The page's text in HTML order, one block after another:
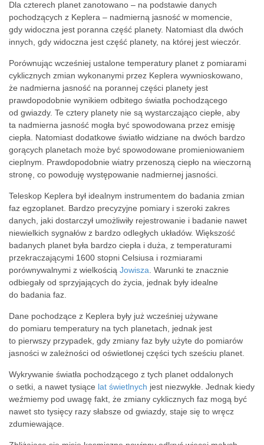
Dla czterech planet zanotowano – na podstawie danych
pochodzących z Keplera – nadmierną jasność w momencie,
gdy widoczna jest poranna część planety. Natomiast dla dwóch
innych, gdy widoczna jest część planety, na której jest wieczór.
Porównując wcześniej ustalone temperatury planet z pomiarami
cyklicznych zmian wykonanymi przez Keplera wywnioskowano,
że nadmierna jasność na porannej części planety jest
prawdopodobnie wynikiem odbitego światła pochodzącego
od gwiazdy. Te cztery planety nie są wystarczająco ciepłe, aby
ta nadmierna jasność mogła być spowodowana przez emisję
ciepła. Natomiast dodatkowe światło widziane na dwóch bardzo
gorących planetach może być spowodowane promieniowaniem
cieplnym. Prawdopodobnie wiatry przenoszą ciepło na wieczorną
stronę, co powoduję występowanie nadmiernej jasności.
Teleskop Keplera był idealnym instrumentem do badania zmian
faz egzoplanet. Bardzo precyzyjne pomiary i szeroki zakres
danych, jaki dostarczył umożliwiły rejestrowanie i badanie nawet
niewielkich sygnałów z bardzo odległych układów. Większość
badanych planet była bardzo ciepła i duża, z temperaturami
przekraczającymi 1600 stopni Celsiusa i rozmiarami
porównywalnymi z wielkością Jowisza . Warunki te znacznie
odbiegały od sprzyjających do życia, jednak były idealne
do badania faz.
Dane pochodzące z Keplera były już wcześniej używane
do pomiaru temperatury na tych planetach, jednak jest
to pierwszy przypadek, gdy zmiany faz były użyte do pomiarów
jasności w zależności od oświetlonej części tych sześciu planet.
Wykrywanie światła pochodzącego z tych planet oddalonych
o setki, a nawet tysiące lat świetlnych jest niezwykłe. Jednak kiedy
weźmiemy pod uwagę fakt, że zmiany cyklicznych faz mogą być
nawet sto tysięcy razy słabsze od gwiazdy, staje się to wręcz
zdumiewające.